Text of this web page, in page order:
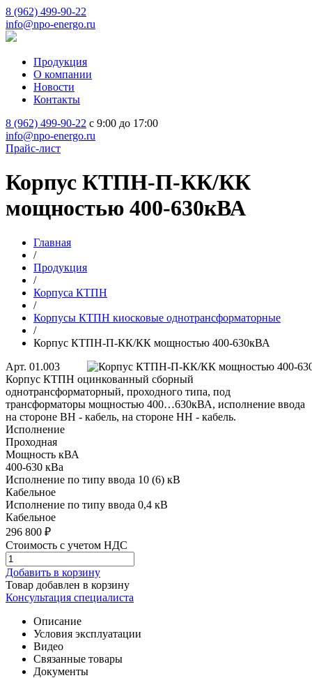
8 (962) 499-90-22
info@npo-energo.ru
Продукция
О компании
Новости
Контакты
8 (962) 499-90-22 с 9:00 до 17:00
info@npo-energo.ru
Прайс-лист
Корпус КТПН-П-КК/КК
мощностью 400-630кВА
Главная
/
Продукция
/
Корпуса КТПН
/
Корпусы КТПН киосковые однотрансформаторные
/
Корпус КТПН-П-КК/КК мощностью 400-630кВА
Арт. 01.003
Корпус КТПН оцинкованный сборный
однотрансформаторный, проходного типа, под
трансформаторы мощностью 400…630кВА, исполнение ввода
на стороне ВН - кабель, на стороне НН - кабель.
Исполнение
Проходная
Мощность кВА
400-630 кВа
Исполнение по типу ввода 10 (6) кВ
Кабельное
Исполнение по типу ввода 0,4 кВ
Кабельное
296 800 ₽
Стоимость с учетом НДС
Добавить в корзину
Товар добавлен в корзину
Консультация специалиста
Описание
Условия эксплуатации
Видео
Cвязанные товары
Документы